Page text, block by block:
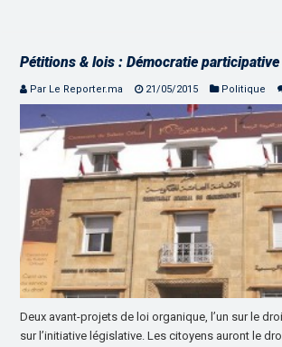
Pétitions & lois : Démocratie participative
Par Le Reporter.ma 21/05/2015 Politique
Deux avant-projets de loi organique, l’un sur le
sur l’initiative législative. Les citoyens auront le